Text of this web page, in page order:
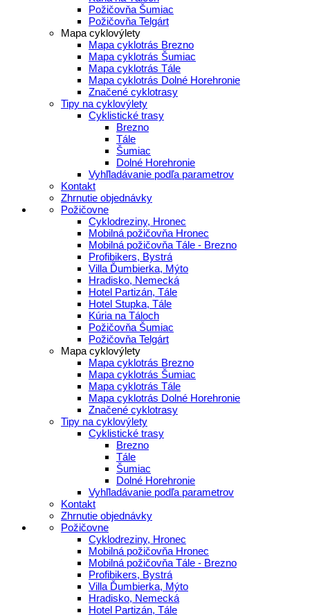
Požičovňa Šumiac
Požičovňa Telgárt
Mapa cyklovýlety
Mapa cyklotrás Brezno
Mapa cyklotrás Šumiac
Mapa cyklotrás Tále
Mapa cyklotrás Dolné Horehronie
Značené cyklotrasy
Tipy na cyklovýlety
Cyklistické trasy
Brezno
Tále
Šumiac
Dolné Horehronie
Vyhľladávanie podľa parametrov
Kontakt
Zhrnutie objednávky
Požičovne
Cyklodreziny, Hronec
Mobilná požičovňa Hronec
Mobilná požičovňa Tále - Brezno
Profibikers, Bystrá
Villa Ďumbierka, Mýto
Hradisko, Nemecká
Hotel Partizán, Tále
Hotel Stupka, Tále
Kúria na Táloch
Požičovňa Šumiac
Požičovňa Telgárt
Mapa cyklovýlety
Mapa cyklotrás Brezno
Mapa cyklotrás Šumiac
Mapa cyklotrás Tále
Mapa cyklotrás Dolné Horehronie
Značené cyklotrasy
Tipy na cyklovýlety
Cyklistické trasy
Brezno
Tále
Šumiac
Dolné Horehronie
Vyhľladávanie podľa parametrov
Kontakt
Zhrnutie objednávky
Požičovne
Cyklodreziny, Hronec
Mobilná požičovňa Hronec
Mobilná požičovňa Tále - Brezno
Profibikers, Bystrá
Villa Ďumbierka, Mýto
Hradisko, Nemecká
Hotel Partizán, Tále